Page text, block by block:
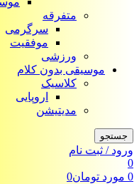
متفرقه
سرگرمی
موفقیت
ورزشی
موسیقی بدون کلام
کلاسیک
اروپایی
مدیتیشن
جستجو
ورود / ثبت نام
0
0 مورد تومان0